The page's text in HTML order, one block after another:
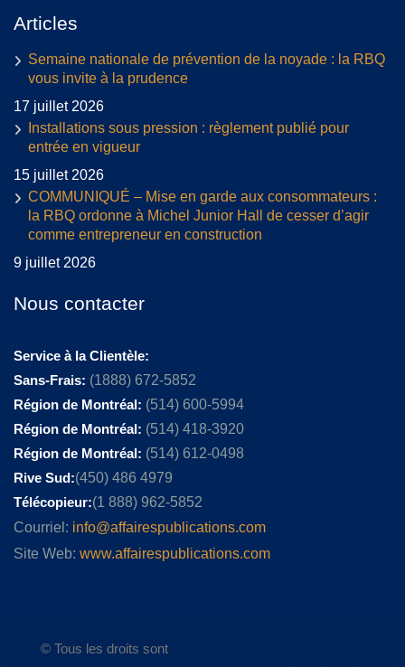
Articles
Semaine nationale de prévention de la noyade : la RBQ
vous invite à la prudence
17 juillet 2026
Installations sous pression : règlement publié pour
entrée en vigueur
15 juillet 2026
COMMUNIQUÉ – Mise en garde aux consommateurs :
la RBQ ordonne à Michel Junior Hall de cesser d’agir
comme entrepreneur en construction
9 juillet 2026
Nous contacter
Service à la Clientèle:
Sans-Frais: (1888) 672-5852
Région de Montréal: (514) 600-5994
Région de Montréal: (514) 418-3920
Région de Montréal: (514) 612-0498
Rive Sud:(450) 486 4979
Télécopieur:(1 888) 962-5852
Courriel: info@affairespublications.com
Site Web: www.affairespublications.com
© Tous les droits sont